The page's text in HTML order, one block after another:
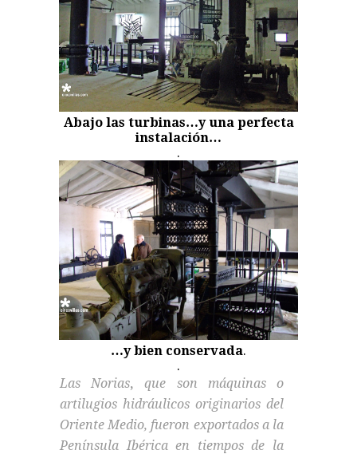
Abajo las turbinas…y una perfecta
instalación…
.
…y bien conservada.
.
Las Norias,que son máquinas o
artilugios hidráulicos originarios del
Oriente Medio, fueron exportados a la
Península Ibérica en tiempos de la